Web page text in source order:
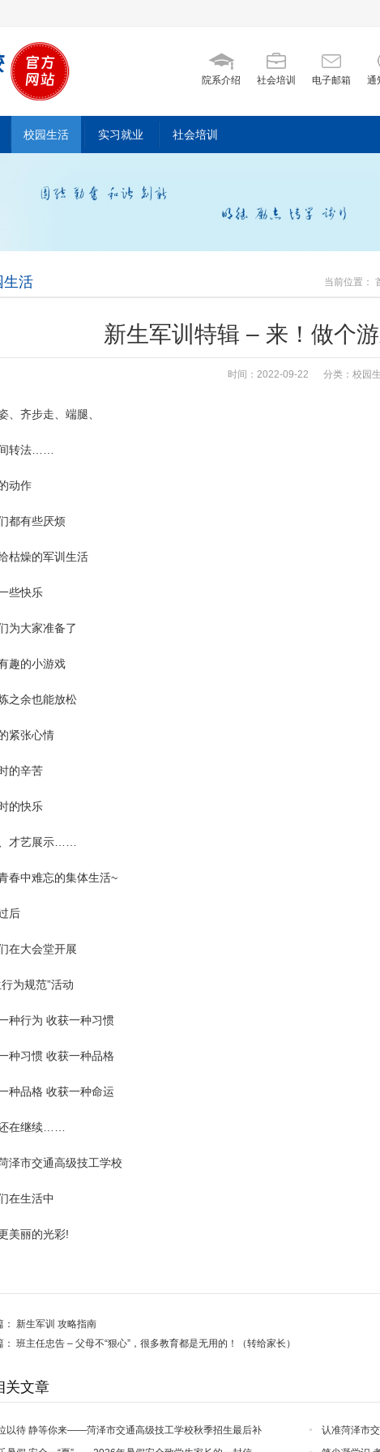
通
电子邮箱
社会培训
院系介绍
校园生活 实习就业 社会培训
生活 当前位置：
新生军训特辑 – 来！做个
时间：2022-09-22 分类：校园
、齐步走、端腿、
转法……
动作
都有些厌烦
枯燥的军训生活
些快乐
为大家准备了
趣的小游戏
之余也能放松
紧张心情
的辛苦
的快乐
才艺展示……
春中难忘的集体生活~
后
在大会堂开展
为规范”活动
种行为 收获一种习惯
种习惯 收获一种品格
种品格 收获一种命运
在继续……
泽市交通高级技工学校
在生活中
美丽的光彩!
新生军训 攻略指南
班主任忠告 – 父母不“狠心”，很多教育都是无用的！（转给家长）
关文章
以待 静等你来——菏泽市交通高级技工学校秋季招生最后补
认准菏泽市